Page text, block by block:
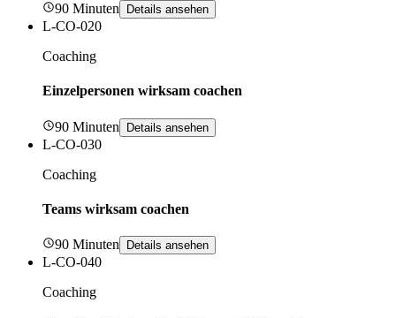
90 Minuten Details ansehen
L-CO-020
Coaching
Einzelpersonen wirksam coachen
90 Minuten Details ansehen
L-CO-030
Coaching
Teams wirksam coachen
90 Minuten Details ansehen
L-CO-040
Coaching